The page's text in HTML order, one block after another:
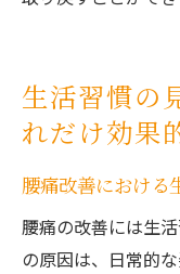
生活習慣の
れだけ効果
腰痛改善における
腰痛の改善には生
の原因は、日常的